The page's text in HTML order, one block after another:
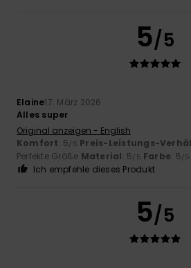
5/5
Elaine17. März 2026
Alles super
Original anzeigen - English
Komfort: 5/5 Preis-Leistungs-
Perfekte Größe Material: 5/5 Farbe: 5/5
Ich empfehle dieses Produkt
5/5